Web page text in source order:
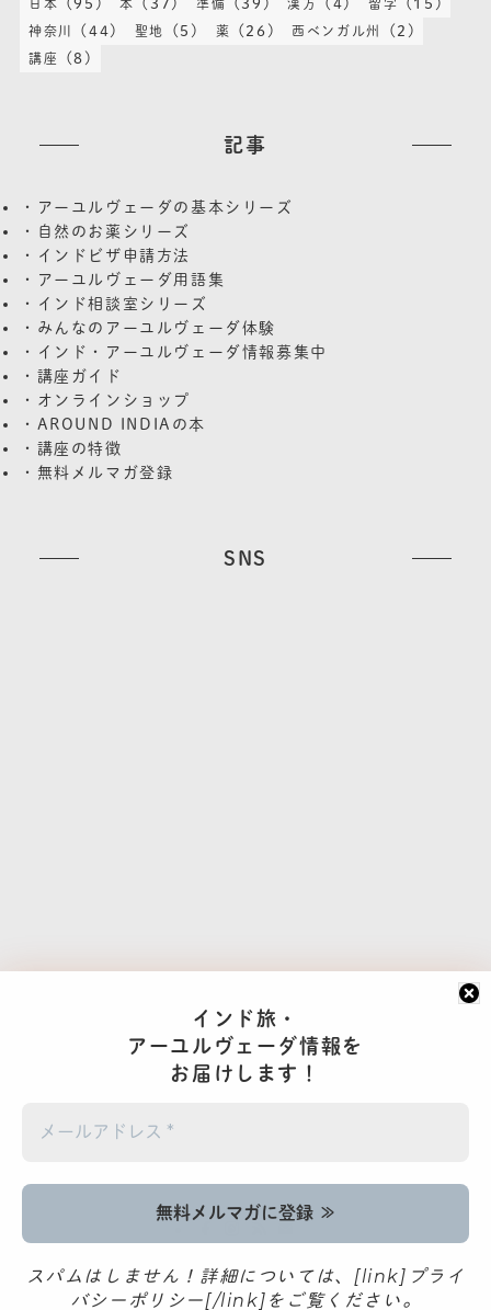
インド旅・
アーユルヴェーダ情報を
お届けします！
スパムはしません！詳細については、[link]プライ
バシーポリシー[/link]をご覧ください。
日本 本 準備 漢方 留学
神奈川 (44) 聖地 (5) 薬 (26) 西ベンガル州 (2)
講座 (8)
記事
・アーユルヴェーダの基本シリーズ
・自然のお薬シリーズ
・インドビザ申請方法
・アーユルヴェーダ用語集
・インド相談室シリーズ
・みんなのアーユルヴェーダ体験
・インド・アーユルヴェーダ情報募集中
・講座ガイド
・オンラインショップ
・AROUND INDIAの本
・講座の特徴
・無料メルマガ登録
SNS